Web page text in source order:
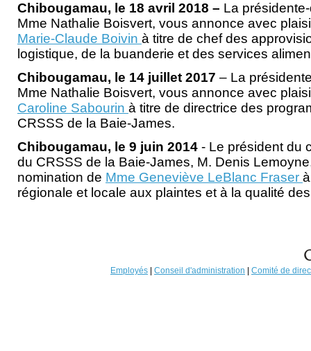
Chibougamau, le 18 avril 2018 – La
Mme Nathalie Boisvert, vous annonce avec
Marie-Claude Boivin à titre de chef des
logistique, de la buanderie et des services
Chibougamau, le 14 juillet 2017 – La
Mme Nathalie Boisvert, vous annonce avec
Caroline Sabourin à titre de directrice des
CRSSS de la Baie-James.
Chibougamau, le 9 juin 2014 - Le président du
du CRSSS de la Baie-James, M. Denis
nomination de Mme Geneviève LeBlanc Fraser
régionale et locale aux plaintes et à la qualité
Employés Conseil d'administration Comité de